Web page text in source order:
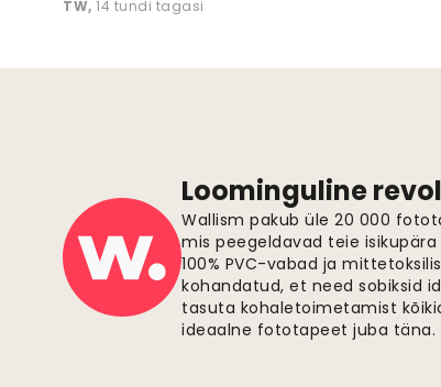
TW, 14 tundi tagasi
Loominguline
Wallism pakub üle 20 000
mis peegeldavad teie isikupära
100% PVC-vabad ja
kohandatud, et need sobiksid
tasuta kohaletoimetamist
ideaalne fototapeet juba täna.